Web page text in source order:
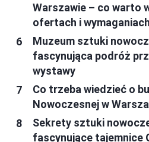
Warszawie – co warto
ofertach i
Muzeum sztuki
fascynująca podróż
wystawy
Co trzeba wiedzieć o
Nowoczesnej w
Sekrety sztuki
fascynujące tajemnice